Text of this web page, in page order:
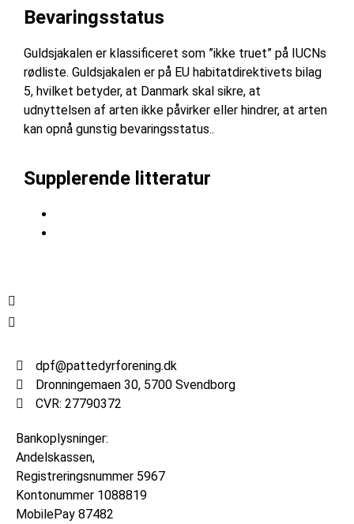
Bevaringsstatus
Guldsjakalen er klassificeret som ”ikke truet” på IUCNs
rødliste. Guldsjakalen er på EU habitatdirektivets bilag
5, hvilket betyder, at Danmark skal sikre, at
udnyttelsen af arten ikke påvirker eller hindrer, at arten
kan opnå gunstig bevaringsstatus..
Supplerende litteratur
dpf@pattedyrforening.dk
Dronningemaen 30, 5700 Svendborg
CVR: 27790372
Bankoplysninger:
Andelskassen,
Registreringsnummer 5967
Kontonummer 1088819
MobilePay 87482